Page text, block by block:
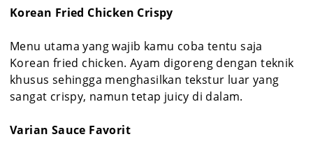
Korean Fried Chicken Crispy
Menu utama yang wajib kamu coba tentu saja
Korean fried chicken. Ayam digoreng dengan teknik
khusus sehingga menghasilkan tekstur luar yang
sangat crispy, namun tetap juicy di dalam.
Varian Sauce Favorit